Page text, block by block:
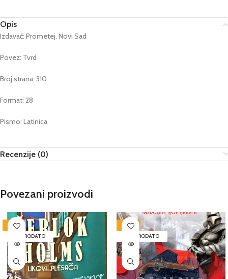
Opis
Izdavač: Prometej, Novi Sad
Povez: Tvrd
Broj strana: 310
Format: 28
Pismo: Latinica
Recenzije (0)
Povezani proizvodi
-50%
RASPRODATO
-60%
RASPRODATO